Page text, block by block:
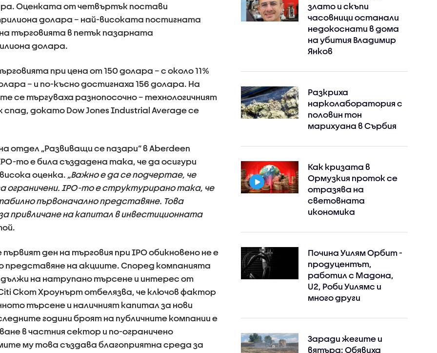
Оценката от четвъртък постави
долара – най-високата постигната
търговията в петък пазарната
долара.
при цена от 150 долара – с около 11%
– и по-късно достигнаха 156 долара. На
се търгуваха разнопосочно – технологичният
спад, докато Dow Jones Industrial Average се
отдел „Развиващи се пазари“ в Aberdeen
то е била създадена така, че да осигури
оценка. „Важно е да се подчертае, че
ограничени. IPO-то е структурирано така, че
първоначално представяне. Това
привличане на капитал в инвестиционната
ден на търговия при IPO обикновено не е
представяне на акциите. Според компанията
на натрупано търсене и интерес от
Скот Хроунърт отбелязва, че ключов фактор
търсене и наличният капитал за нови
години броят на публичните компании е
в частния сектор и по-ограничено
му това създава благоприятна среда за
злато и скъпи
часовници останали
недокоснати в дома
на убития Владимир
Янков
Разкриха
нарколаборатория с
половин тон
марихуана в Сърбия
Как кризата в
Ормузкия проток се
отразява на
световната
икономика
Почина Уилям Орбит -
продуцентът,
работил с Мадона,
U2, Роби Уилямс и
много други
Заради жегите и
вятъра: Обявиха